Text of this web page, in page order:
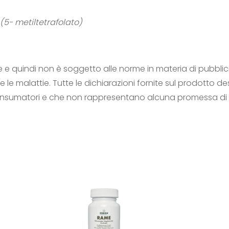
metiltetrafolato)
quindi non è soggetto alle norme in materia di
le malattie. Tutte le dichiarazioni fornite sul prodotto
e che non rappresentano alcuna promessa